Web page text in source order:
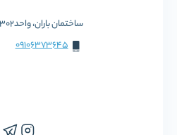
ساختمان باران، واحد302
09106373645